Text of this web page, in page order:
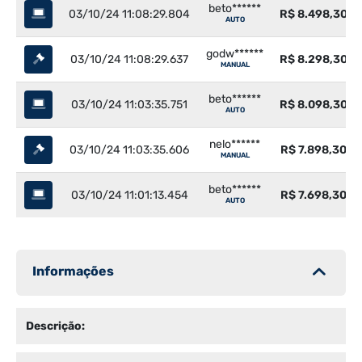
03/10/24 11:08:29.804 beto******
AUTO R$ 8.498,30
03/10/24 11:08:29.637 godw******
MANUAL R$ 8.298,30
03/10/24 11:03:35.751 beto******
AUTO R$ 8.098,30
03/10/24 11:03:35.606 nelo******
MANUAL R$ 7.898,30
03/10/24 11:01:13.454 beto******
AUTO R$ 7.698,30
Informações
Descrição: